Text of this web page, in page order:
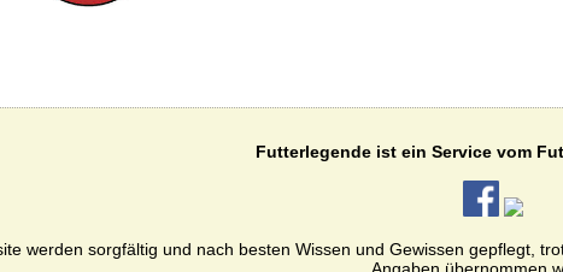
Futterlegende ist ein Service vom
werden sorgfältig und nach besten Wissen und Gewissen gepflegt,
Angaben übernommen